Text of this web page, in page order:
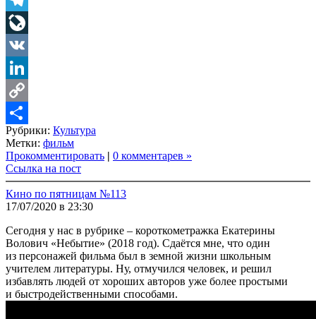
Telegram
LiveJournal
VK
LinkedIn
Copy
Link
Share
Рубрики: Культура
Метки: фильм
Прокомментировать | 0 комментарев »
Ссылка на пост
Кино по пятницам №113
17/07/2020 в 23:30
Сегодня у нас в рубрике – короткометражка Екатерины
Волович «Небытие» (2018 год). Сдаётся мне, что один
из персонажей фильма был в земной жизни школьным
учителем литературы. Ну, отмучился человек, и решил
избавлять людей от хороших авторов уже более простыми
и быстродейственными способами.